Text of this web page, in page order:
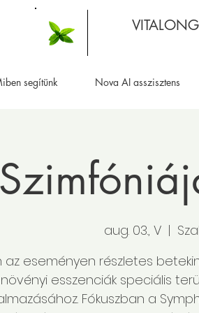
segítünk Nova AI asszisztens
aug. 03., V
  |
az eseményen részletes
növényi esszenciák speciális
Fókuszban a